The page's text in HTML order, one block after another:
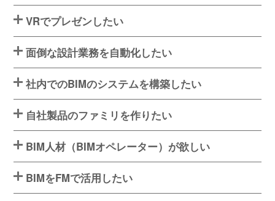
VRでプレゼンしたい
面倒な設計業務を自動化したい
社内でのBIMのシステムを構築したい
自社製品のファミリを作りたい
BIM人材（BIMオペレーター）が欲しい
BIMをFMで活用したい